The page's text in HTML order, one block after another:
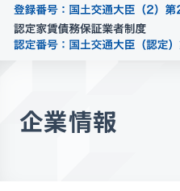
企業情報